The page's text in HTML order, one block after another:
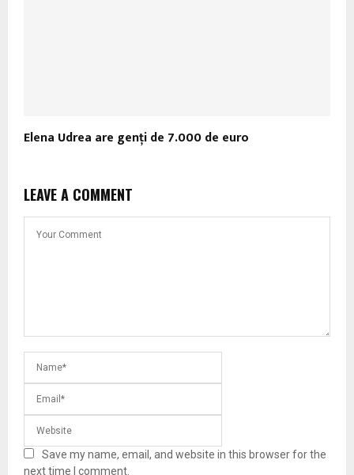
Elena Udrea are genţi de 7.000 de euro
LEAVE A COMMENT
Save my name, email, and website in this browser for the
next time I comment.